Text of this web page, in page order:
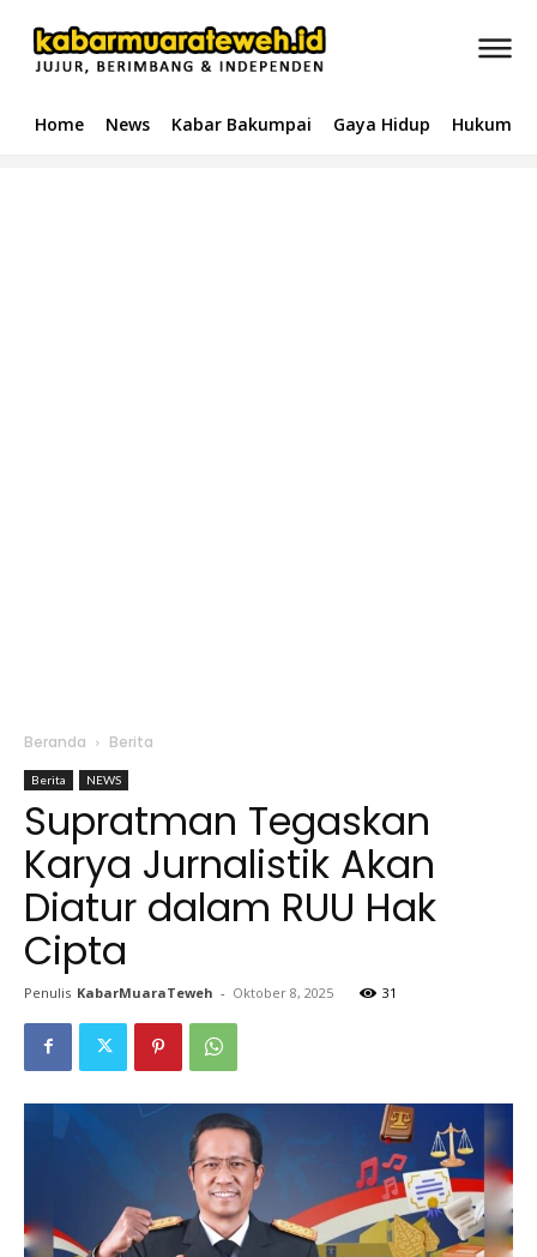
Home News Kabar Bakumpai Gaya Hidup Hukum &
Beranda Berita
Berita NEWS
Supratman Tegaskan
Karya Jurnalistik Akan
Diatur dalam RUU Hak
Cipta
Penulis KabarMuaraTeweh - Oktober 8, 2025 31